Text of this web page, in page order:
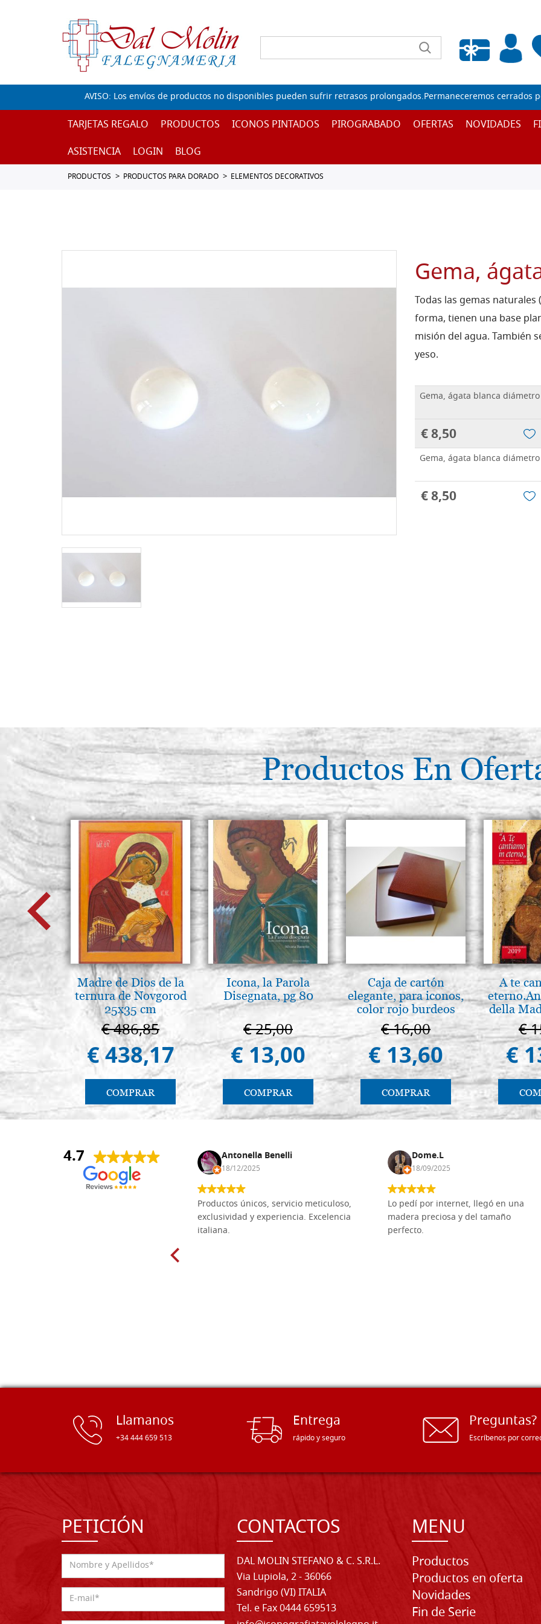
Lista de deseos vacía
AVISO: Los envíos de productos no disponibles pueden sufrir retrasos prolongados.Permaneceremos cerrados
TARJETAS REGALO PRODUCTOS ICONOS PINTADOS PIROGRABADO OFERTAS NOVIDADES
ASISTENCIA
LOGIN BLOG
PRODUCTOS PRODUCTOS PARA DORADO ELEMENTOS DECORATIVOS
Gema,
Todas las gemas
forma, tienen una base
misión del agua. También
yeso.
Gema, ágata blanca
€ 8,50
Gema, ágata blanca
€ 8,50
Productos En
Madre de Dios de la
ternura de Novgorod
25x35 cm
€ 486,85
€ 438,17
COMPRAR
Icona, la Parola
Disegnata, pg 80
€ 25,00
€ 13,00
COMPRAR
Caja de cartón
elegante, para iconos,
color rojo burdeos
€ 16,00
€ 13,60
COMPRAR
A te
della
(libro-
€
€
4.7
Anna Maria Negri Antonella Benelli
18/12/2025
Productos únicos, servicio meticuloso,
exclusividad y experiencia. Excelencia
italiana.
Dome.L
18/09/2025
Lo pedí por internet, llegó en una
madera preciosa y del tamaño
perfecto.
Llamanos
+34 444 659 513
Entrega
rápido y seguro
Preguntas?
Escríbenos por
PETICIÓN CONTACTOS
DAL MOLIN STEFANO & C. S.R.L.
Via Lupiola, 2 - 36066
Sandrigo (VI) ITALIA
Tel. e Fax 0444 659513
MENU
Productos
Productos en oferta
Novidades
Fin de Serie